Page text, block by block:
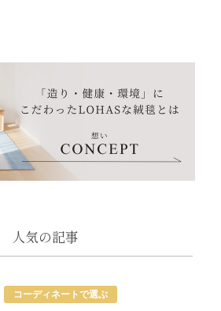
人気の記事
コーディネートで選ぶ